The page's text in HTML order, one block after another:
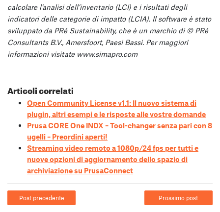
calcolare l’analisi dell’inventario (LCI) e i risultati degli
indicatori delle categorie di impatto (LCIA). Il software è stato
sviluppato da PRé Sustainability, che è un marchio di © PRé
Consultants B.V., Amersfoort, Paesi Bassi. Per maggiori
informazioni visitate www.simapro.com
Articoli correlati
Open Community License v1.1: Il nuovo sistema di
plugin, altri esempi e le risposte alle vostre domande
Prusa CORE One INDX – Tool-changer senza pari con 8
ugelli – Preordini aperti!
Streaming video remoto a 1080p/24 fps per tutti e
nuove opzioni di aggiornamento dello spazio di
archiviazione su PrusaConnect
Post precedente Prossimo post